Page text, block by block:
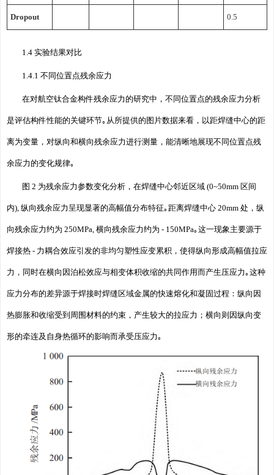
Dropout 0.5
1.4 实验结果对比
1.4.1 不同位置点残余应力
在对航空钛合金构件残余应力的研究中，不同位置点的残余应力分析
是评估构件性能的关键环节｡从所提供的图片数据来看，以距焊缝中心的距
离为变量，对纵向和横向残余应力进行测量，能清晰地展现不同位置点残
余应力的变化规律｡
图 2 为残余应力参数变化分析，在焊缝中心邻近区域 (0~50mm 区间
内), 纵向残余应力呈现显著的高幅值分布特征｡距离焊缝中心 20mm 处，纵
向残余应力约为 250MPa, 横向残余应力约为 - 150MPa｡这一现象主要源于
焊接热 - 力耦合效应引发的非均匀塑性应变累积，使得纵向形成高幅值拉应
力，同时在横向因泊松效应与相变体积收缩的共同作用而产生压应力｡这种
应力分布的差异源于焊接时焊缝区域金属的快速熔化和凝固过程：纵向因
热膨胀和收缩受到周围材料的约束，产生较大的拉应力；横向则因纵向变
形的牵连及自身热循环的影响而承受压应力｡